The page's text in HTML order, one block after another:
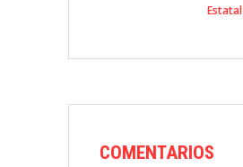
Estatal
COMENTARIOS